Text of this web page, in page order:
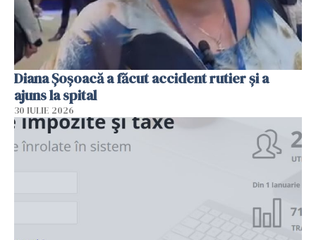
Diana Șoșoacă a făcut accident rutier și a
ajuns la spital
30 IULIE 2026